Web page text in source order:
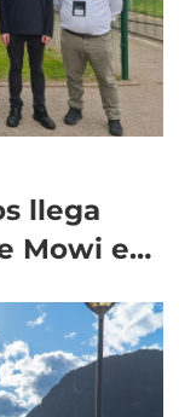
llega
Mowi en